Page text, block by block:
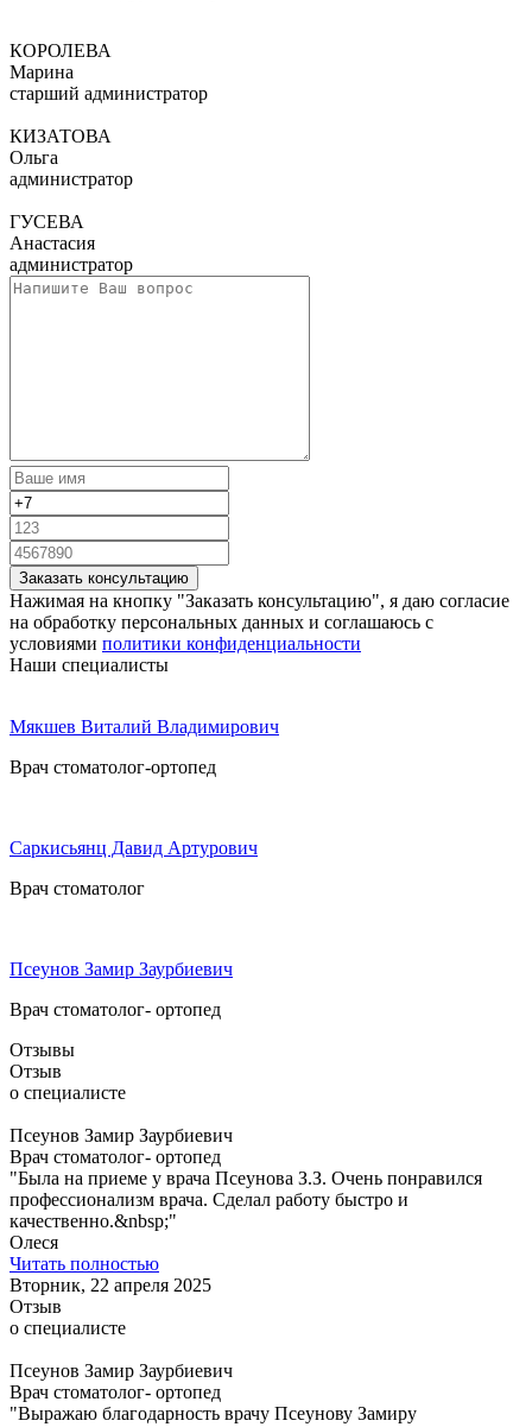
КОРОЛЕВА
Марина
старший администратор
КИЗАТОВА
Ольга
администратор
ГУСЕВА
Анастасия
администратор
Заказать консультацию
Нажимая на кнопку "Заказать консультацию", я даю согласие
на обработку персональных данных и соглашаюсь c
условиями политики конфиденциальности
Наши специалисты
Мякшев Виталий Владимирович
Врач стоматолог-ортопед
Саркисьянц Давид Артурович
Врач стоматолог
Псеунов Замир Заурбиевич
Врач стоматолог- ортопед
Отзывы
Отзыв
о специалисте
Псеунов Замир Заурбиевич
Врач стоматолог- ортопед
"Была на приеме у врача Псеунова З.З. Очень понравился
профессионализм врача. Сделал работу быстро и
качественно.&nbsp;"
Олеся
Читать полностью
Вторник, 22 апреля 2025
Отзыв
о специалисте
Псеунов Замир Заурбиевич
Врач стоматолог- ортопед
"Выражаю благодарность врачу Псеунову Замиру